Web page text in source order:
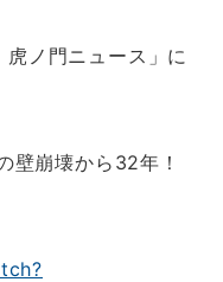
ノ門ニュース」に
壁崩壊から32年！